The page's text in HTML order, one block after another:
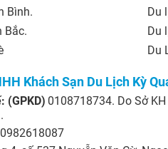
Bình.
Du
Bắc.
Du
Du
Khách Sạn Du Lịch Kỳ
(GPKD) 0108718734. Do Sở
0982618087